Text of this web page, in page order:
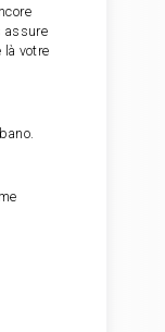
assure
là votre